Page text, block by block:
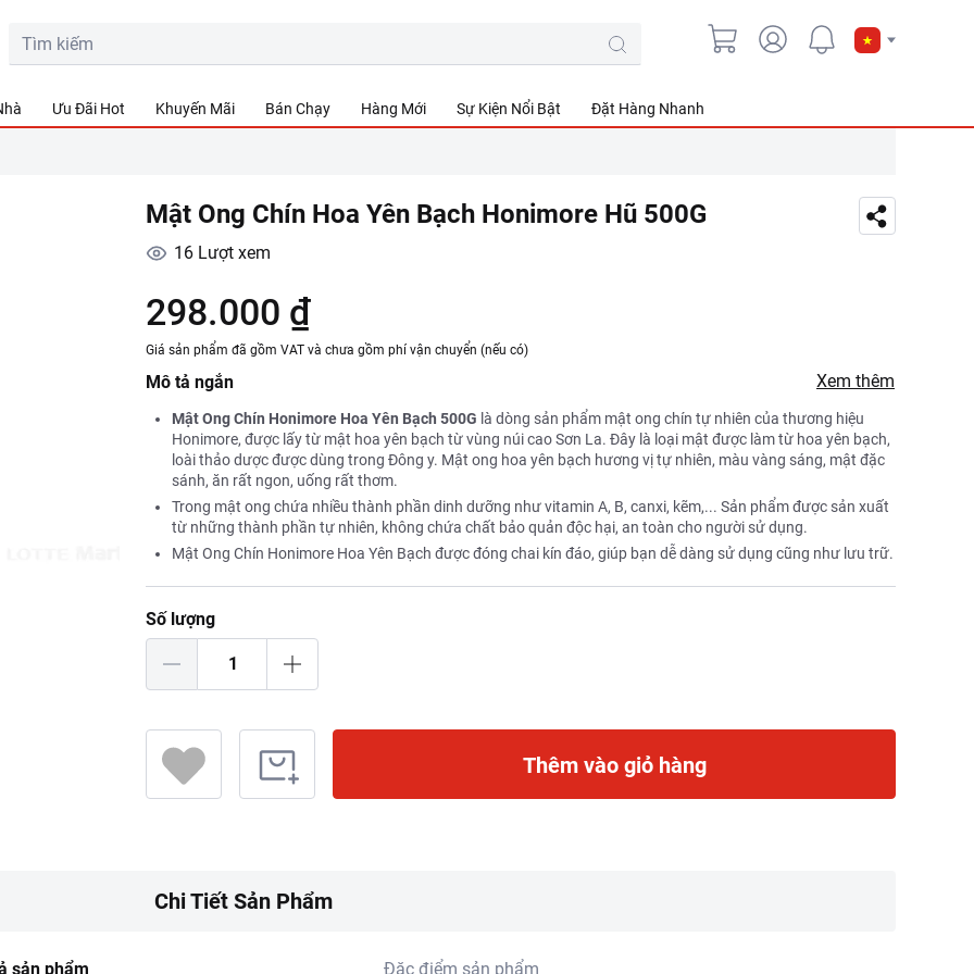
Ưu Đãi Hot Khuyến Mãi Bán Chạy Hàng Mới Sự Kiện Nổi Bật Đặt Hàng Nhanh
Mật Ong Chín Hoa Yên Bạch Honimore Hũ 500G
16 Lượt xem
298.000 ₫
Giá sản phẩm đã gồm VAT và chưa gồm phí vận chuyển (nếu có)
Mô tả ngắn Xem thêm
Mật Ong Chín Honimore Hoa Yên Bạch 500G là dòng sản phẩm mật ong chín tự nhiên của thương hiệu
Honimore, được lấy từ mật hoa yên bạch từ vùng núi cao Sơn La. Đây là loại mật được làm từ hoa yên bạch,
loài thảo dược được dùng trong Đông y. Mật ong hoa yên bạch hương vị tự nhiên, màu vàng sáng, mật đặc
sánh, ăn rất ngon, uống rất thơm.
Trong mật ong chứa nhiều thành phần dinh dưỡng như vitamin A, B, canxi, kẽm,... Sản phẩm được sản xuất
từ những thành phần tự nhiên, không chứa chất bảo quản độc hại, an toàn cho người sử dụng.
Mật Ong Chín Honimore Hoa Yên Bạch được đóng chai kín đáo, giúp bạn dễ dàng sử dụng cũng như lưu trữ.
Số lượng
Thêm vào giỏ hàng
Chi Tiết Sản Phẩm
sản phẩm Đặc điểm sản phẩm